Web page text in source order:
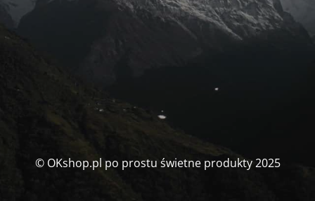
© OKshop.pl po prostu świetne produkty 2025